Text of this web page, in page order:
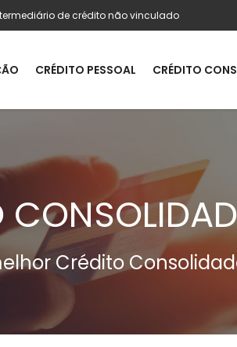
de crédito não vinculado
CRÉDITO PESSOAL CRÉDITO
Crédito